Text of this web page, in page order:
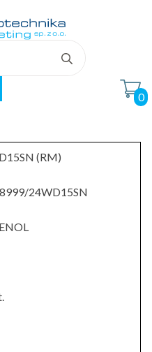
for:
0
(RM)
24WD15SN